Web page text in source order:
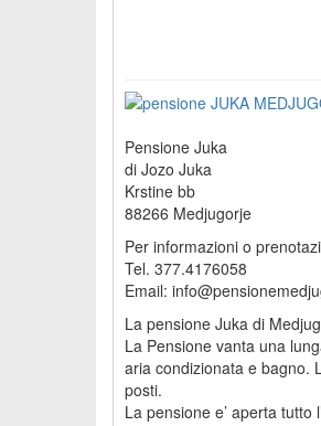
Pensione Juka
di Jozo Juka
Krstine bb
88266 Medjugorje
Per informazioni o
Tel. 377.4176058
Email:
La pensione Juka di
La Pensione vanta una
aria condizionata e bagno.
posti.
La pensione e’ aperta tutto